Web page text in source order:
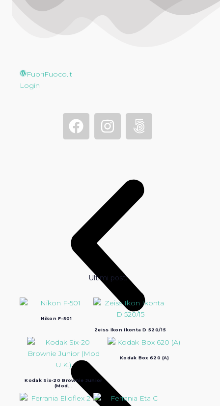
FuoriFuoco.it
Login
Ultimi post:
Nikon F-501
Zeiss Ikon Ikonta D 520/15
Kodak Six-20 Brownie Junior
(Mod...
Kodak Box 620 (A)